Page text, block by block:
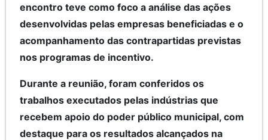
encontro teve como foco a análise das ações
desenvolvidas pelas empresas beneficiadas e o
acompanhamento das contrapartidas previstas
nos programas de incentivo.
Durante a reunião, foram conferidos os
trabalhos executados pelas indústrias que
recebem apoio do poder público municipal, com
destaque para os resultados alcançados na